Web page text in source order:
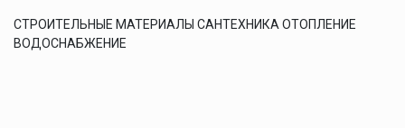
СТРОИТЕЛЬНЫЕ МАТЕРИАЛЫ САНТЕХНИКА ОТОПЛЕНИЕ
ВОДОСНАБЖЕНИЕ